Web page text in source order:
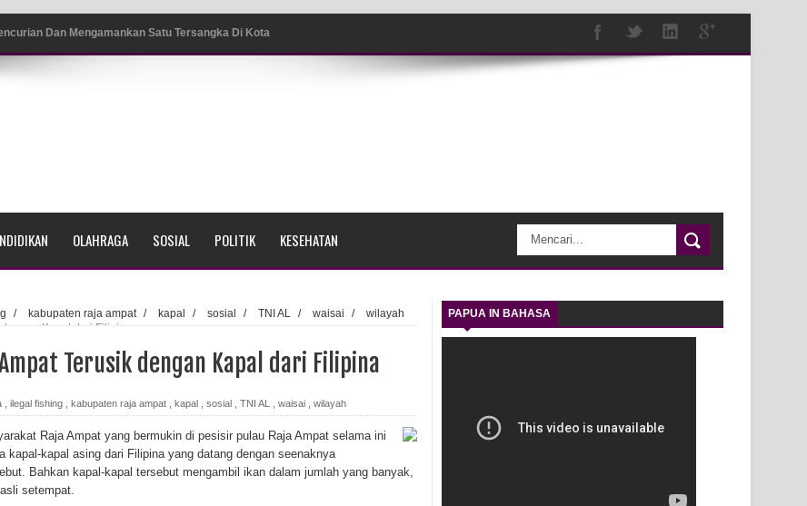
Dan Mengamankan Satu Tersangka Di Kota
Warga Saat Nonton Bareng Final Piala Dunia 2026 di
Susulan
Sampah dengan Menghambur ke Tengah Jalan
Ester Bonsapia
OLAHRAGA SOSIAL POLITIK KESEHATAN
/ kabupaten raja ampat / kapal / sosial / TNI AL / waisai /
wilayah
Kapal dari Filipina
Terusik dengan Kapal dari Filipina
ilegal fishing kabupaten raja ampat kapal sosial TNI AL waisai wilayah
Raja Ampat yang bermukin di pesisir pulau Raja Ampat selama ini
kapal-kapal asing dari Filipina yang datang dengan seenaknya
Bahkan kapal-kapal tersebut mengambil ikan dalam jumlah yang banyak,
setempat.
PAPUA IN BAHASA